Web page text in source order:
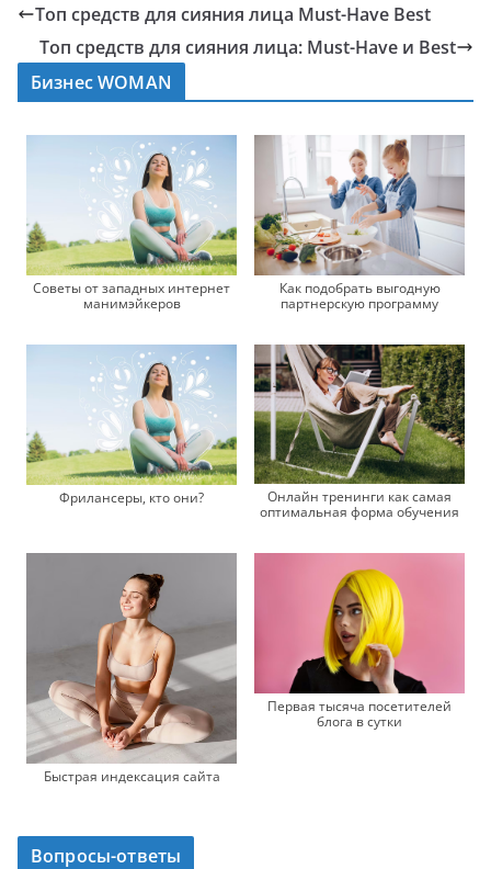
Топ средств для сияния лица Must-Have Best
Топ средств для сияния лица: Must-Have и Best
Бизнес WOMAN
Советы от западных интернет
манимэйкеров
Как подобрать выгодную
партнерскую программу
Фрилансеры, кто они?
Онлайн тренинги как самая
оптимальная форма обучения
Быстрая индексация сайта
Первая тысяча посетителей
блога в сутки
Вопросы-ответы